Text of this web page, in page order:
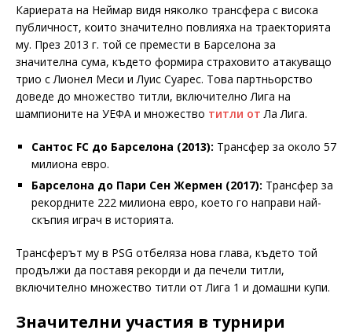
Кариерата на Неймар видя няколко трансфера с висока
публичност, които значително повлияха на траекторията
му. През 2013 г. той се премести в Барселона за
значителна сума, където формира страховито атакуващо
трио с Лионел Меси и Луис Суарес. Това партньорство
доведе до множество титли, включително Лига на
шампионите на УЕФА и множество титли от Ла Лига.
Сантос FC до Барселона (2013): Трансфер за около 57
милиона евро.
Барселона до Пари Сен Жермен (2017): Трансфер за
рекордните 222 милиона евро, което го направи най-
скъпия играч в историята.
Трансферът му в PSG отбеляза нова глава, където той
продължи да поставя рекорди и да печели титли,
включително множество титли от Лига 1 и домашни купи.
Значителни участия в турнири